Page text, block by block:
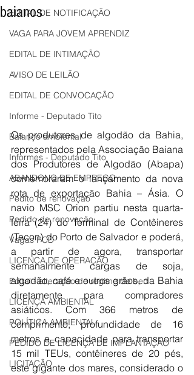
EDITAL DE NOTIFICAÇÃO
VAGA PARA JOVEM APRENDIZ
EDITAL DE INTIMAÇÃO
AVISO DE LEILÃO
EDITAL DE CONVOCAÇÃO
Informe - Deputado Tito
Balanço ambiental
Informes - Deputado Tito
ABANDONO DE EMPREGO
Pedito de renovação
Pedido de renovação
Vagas PCD
LICENÇA DE OPERAÇÃO
Edital - alteração de regime de ben
LICENÇA AMBIENTAL
POLÍTICA AMBIENTAL
PEDIDO DE LICENÇA DE IMPLANTAÇÃO
LICITAÇÃO
baianos
Os produtores de algodão da Bahia,
representados pela Associação Baiana
dos Produtores de Algodão (Abapa)
comemoraram o lançamento da nova
rota de exportação Bahia – Ásia. O
navio MSC Orion partiu nesta quarta-
feira (24) do Terminal de Contêineres
(Tecon) do Porto de Salvador e poderá,
a partir de agora, transportar
semanalmente cargas de soja,
algodão, café e outros grãos, da Bahia
diretamente para compradores
asiáticos. Com 366 metros de
comprimento, profundidade de 16
metros e capacidade para transportar
15 mil TEUs, contêineres de 20 pés,
este gigante dos mares, considerado o